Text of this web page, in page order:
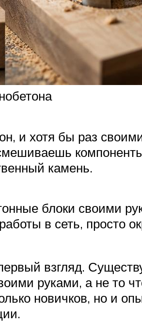
и хотя бы раз
камень.
блоки своими
в сеть, просто
взгляд.
руками, а не то
новичков, но и